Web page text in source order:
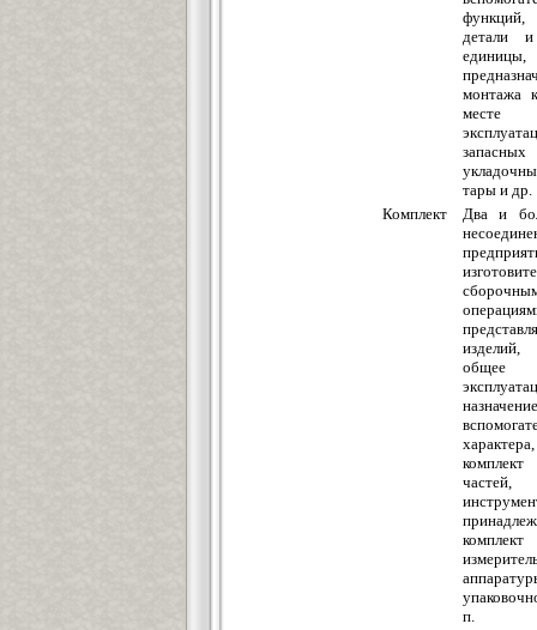
детали
единицы,
монтажа
тары и др.
Комплект
Два и
общее
назначение
частей,
комплект
п.